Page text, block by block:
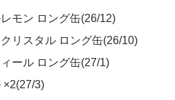
モン ロング缶(26/12)
リスタル ロング缶(26/10)
ール ロング缶(27/1)
×2(27/3)